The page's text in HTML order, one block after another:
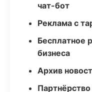
чат-бот
Реклама с
Бесплатное
бизнеса
Архив